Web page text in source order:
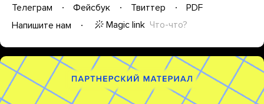
Телеграм Фейсбук Твиттер
PDF
Напишите нам
Magic link Что-что?